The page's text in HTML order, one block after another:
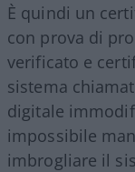
È quindi un
con prova di
verificato e
sistema
digitale
impossibile
imbrogliare il